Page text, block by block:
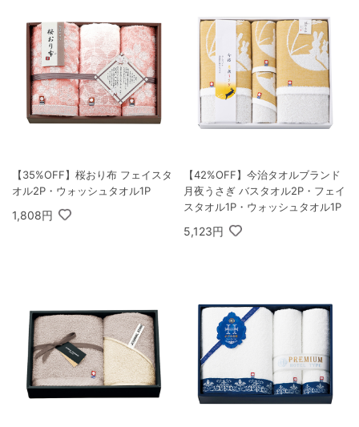
【35%OFF】桜おり布 フェイスタ
オル2P・ウォッシュタオル1P
1,808円
【42%OFF】今治タオルブランド
月夜うさぎ バスタオル2P・フェイ
スタオル1P・ウォッシュタオル1P
5,123円